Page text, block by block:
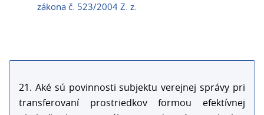
zákona č. 523/2004 Z. z.
21. Aké sú povinnosti subjektu verejnej správy pri
transferovaní prostriedkov formou efektívnej